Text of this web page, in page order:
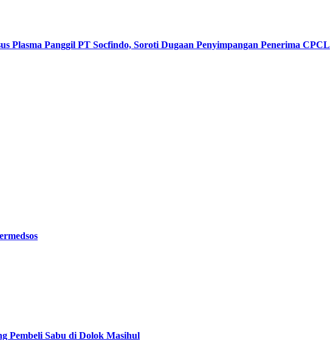
Panggil PT Socfindo, Soroti Dugaan Penyimpangan Penerima CPCL
Pembeli Sabu di Dolok Masihul